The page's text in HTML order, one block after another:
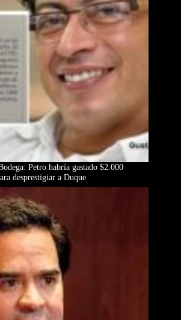
Petro habría gastado $2.000
desprestigiar a Duque